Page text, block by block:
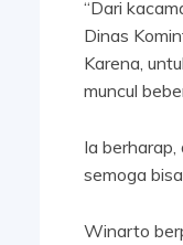
“Dari
Dinas
Karena,
muncul
Ia
semoga
Winarto